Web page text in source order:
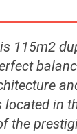
115m2
located in
the